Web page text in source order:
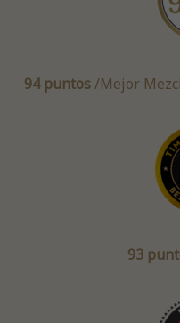
94 puntos/Mejor
93